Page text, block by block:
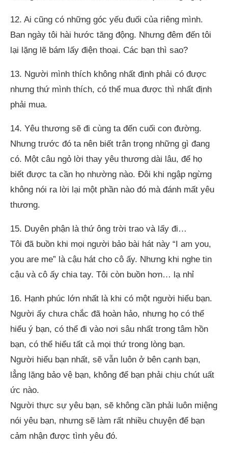
12. Ai cũng có những góc yếu đuối của riêng mình.
Ban ngày tôi hài hước tăng động. Nhưng đêm đến tôi
lại lặng lẽ bám lấy điện thoại. Các bạn thì sao?
13. Người mình thích không nhất định phải có được
nhưng thứ mình thích, có thể mua được thì nhất định
phải mua.
14. Yêu thương sẽ đi cùng ta đến cuối con đường.
Nhưng trước đó ta nên biết trân trọng những gì đang
có. Một câu ngỏ lời thay yêu thương dài lâu, để họ
biết được ta cần họ nhường nào. Đôi khi ngập ngừng
không nói ra lời lại một phần nào đó mà đánh mất yêu
thương.
15. Duyên phận là thứ ông trời trao và lấy đi…
Tôi đã buồn khi mọi người bảo bài hát này “I am you,
you are me” là cậu hát cho cô ấy. Nhưng khi nghe tin
cậu và cô ấy chia tay. Tôi còn buồn hơn… lạ nhỉ
16. Hạnh phúc lớn nhất là khi có một người hiểu bạn.
Người ấy chưa chắc đã hoàn hảo, nhưng họ có thể
hiểu ý bạn, có thể đi vào nơi sâu nhất trong tâm hồn
bạn, có thể hiểu tất cả mọi thứ trong lòng bạn.
Người hiểu bạn nhất, sẽ vẫn luôn ở bên cạnh bạn,
lẳng lặng bảo vệ bạn, không để bạn phải chịu chút uất
ức nào.
Người thực sự yêu bạn, sẽ không cần phải luôn miệng
nói yêu bạn, nhưng sẽ làm rất nhiều chuyện để bạn
cảm nhận được tình yêu đó.